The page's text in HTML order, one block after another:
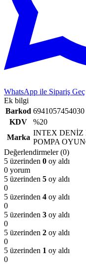
WhatsApp ile Sipariş Geç
Ek bilgi
Barkod 6941057454030
KDV
%20
Marka
INTEX
POMPA
Değerlendirmeler (0)
5 üzerinden 0 oy aldı
0 yorum
5 üzerinden 5 oy aldı
0
5 üzerinden 4 oy aldı
0
5 üzerinden 3 oy aldı
0
5 üzerinden 2 oy aldı
0
5 üzerinden 1 oy aldı
0